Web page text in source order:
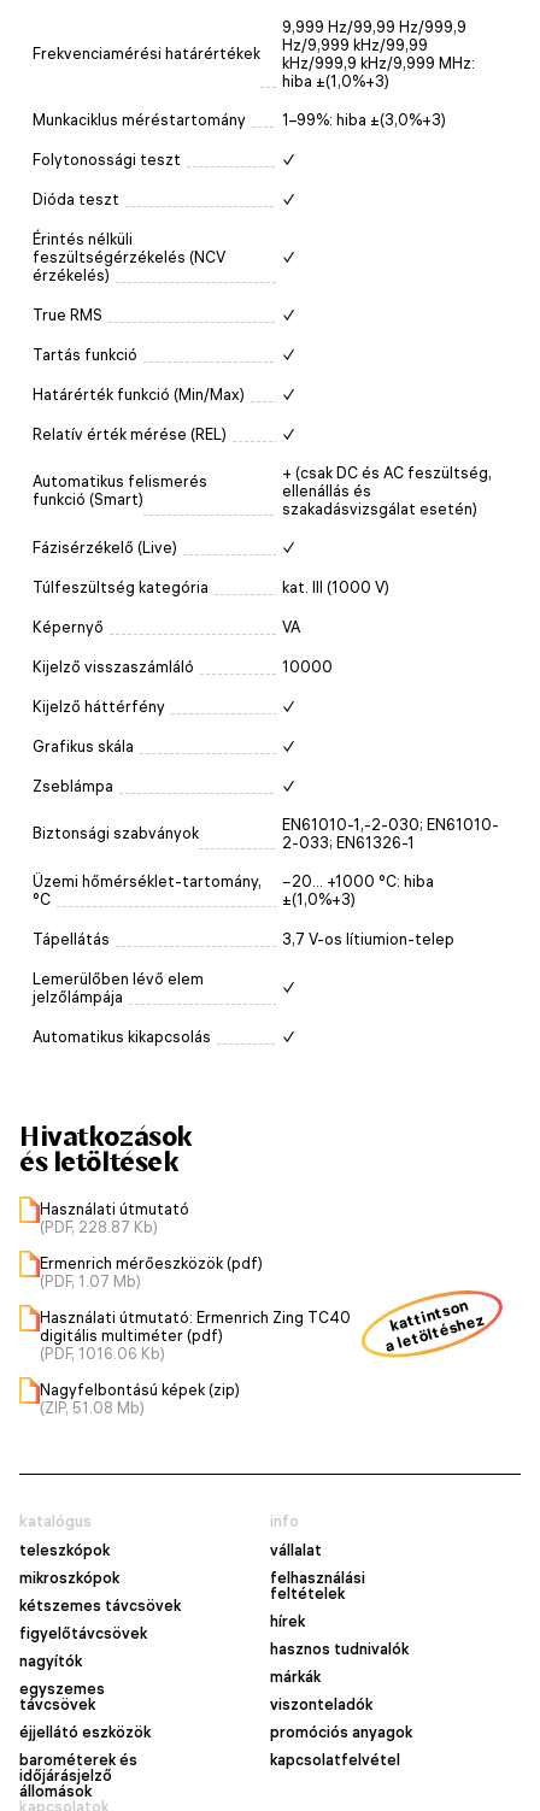
Frekvenciamérési határértékek
9,999 Hz/99,99 Hz/999,9
Hz/9,999 kHz/99,99
kHz/999,9 kHz/9,999 MHz:
hiba ±(1,0%+3)
Munkaciklus méréstartomány 1–99%: hiba ±(3,0%+3)
Folytonossági teszt ✓
Dióda teszt ✓
Érintés nélküli
feszültségérzékelés (NCV
érzékelés)
✓
True RMS ✓
Tartás funkció ✓
Határérték funkció (Min/Max) ✓
Relatív érték mérése (REL) ✓
Automatikus felismerés
funkció (Smart)
+ (csak DC és AC feszültség,
ellenállás és
szakadásvizsgálat esetén)
Fázisérzékelő (Live) ✓
Túlfeszültség kategória kat. III (1000 V)
Képernyő VA
Kijelző visszaszámláló 10000
Kijelző háttérfény ✓
Grafikus skála ✓
Zseblámpa ✓
Biztonsági szabványok
EN61010-1,-2-030; EN61010-
2-033; EN61326-1
Üzemi hőmérséklet-tartomány,
°C
−20... +1000 °C: hiba
±(1,0%+3)
Tápellátás 3,7 V-os lítiumion-telep
Lemerülőben lévő elem
jelzőlámpája
✓
Automatikus kikapcsolás ✓
Hivatkozások
és letöltések
Használati útmutató
(PDF, 228.87 Kb)
Ermenrich mérőeszközök (pdf)
(PDF, 1.07 Mb)
Használati útmutató: Ermenrich Zing TC40
digitális multiméter (pdf)
(PDF, 1016.06 Kb)
Nagyfelbontású képek (zip)
(ZIP, 51.08 Mb)
kattintson
a letöltéshez
katalógus
teleszkópok
mikroszkópok
kétszemes távcsövek
figyelőtávcsövek
nagyítók
egyszemes
távcsövek
éjjellátó eszközök
barométerek és
időjárásjelző
állomások
info
vállalat
felhasználási
feltételek
hírek
hasznos tudnivalók
márkák
viszonteladók
promóciós anyagok
kapcsolatfelvétel
kapcsolatok